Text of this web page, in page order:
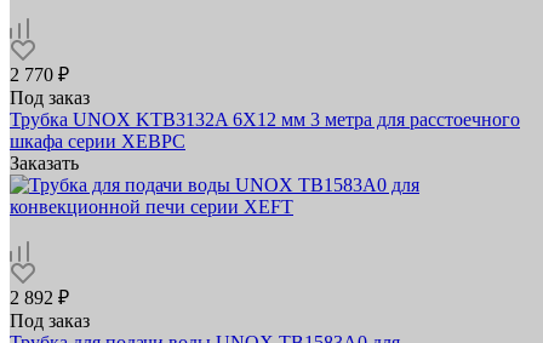
2 770 ₽
Под заказ
Трубка UNOX KTB3132A 6X12 мм 3 метра для расстоечного
шкафа серии XEBPC
Заказать
2 892 ₽
Под заказ